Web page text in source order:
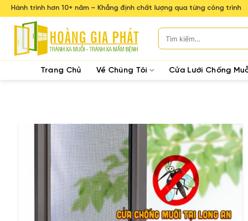
Skip
to
content
Hành trình hơn 10+ năm – Khẳng định chất lượng qua từng công trình
kiếm:
Trang Chủ Về Chúng Tôi Cửa Lưới Chống